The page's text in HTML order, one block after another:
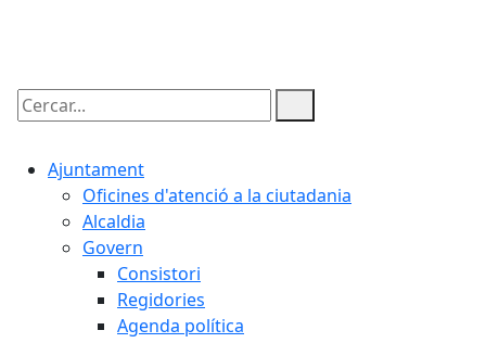
Cercar:
Ajuntament
Oficines d'atenció a la ciutadania
Alcaldia
Govern
Consistori
Regidories
Agenda política